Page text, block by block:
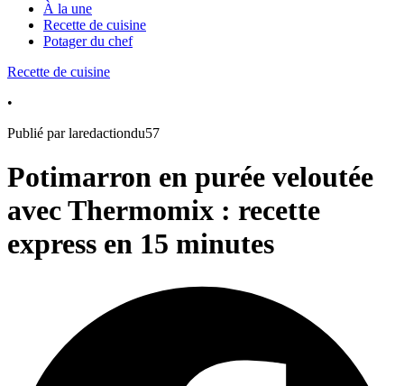
À la une
Recette de cuisine
Potager du chef
Recette de cuisine
•
Publié par laredactiondu57
Potimarron en purée veloutée
avec Thermomix : recette
express en 15 minutes